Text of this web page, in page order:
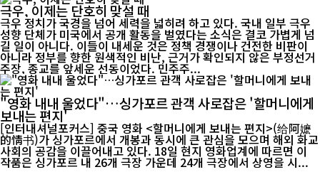
극우, 이제는 단호히 맞설 때
극우 정치가 국경을 넘어 세력을 넓히려 하고 있다. 국내 일부 극우
성향 단체가 미국에서 공개 활동을 벌였다는 소식은 결코 가볍게 넘
길 일이 아니다. 이들이 내세운 것은 정책 경쟁이나 건전한 비판이
아니라 정부를 향한 원색적인 비난, 근거가 확인되지 않은 부정선거
주장, 종교를 앞세운 선동이었다. 민주주...
"영화 내내 울었다"…싱가포르 관객 사로잡은 '할머니에게
보내는 편지'
[인터내셔널포커스] 중국 영화 <할머니에게 보내는 편지>(给阿嬷
的情书)가 싱가포르에서 개봉과 동시에 큰 관심을 모으며 해외 화교
사회의 공감을 이끌어내고 있다. 18일 현지 영화업계에 따르면 이
작품은 싱가포르 내 26개 극장 가운데 24개 극장에서 상영을 시...